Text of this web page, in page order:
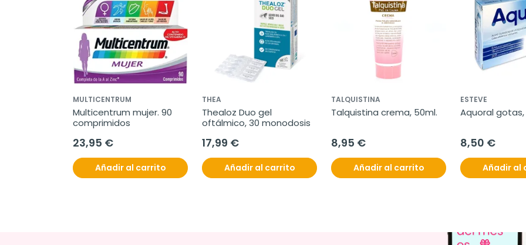
MULTICENTRUM
Multicentrum mujer. 90
comprimidos
23,95 €
Añadir al carrito
THEA
Thealoz Duo gel
oftálmico, 30 monodosis
17,99 €
Añadir al carrito
TALQUISTINA
Talquistina crema, 50ml.
8,95 €
Añadir al carrito
ESTEVE
Aquoral gotas,
8,50 €
Añadir al